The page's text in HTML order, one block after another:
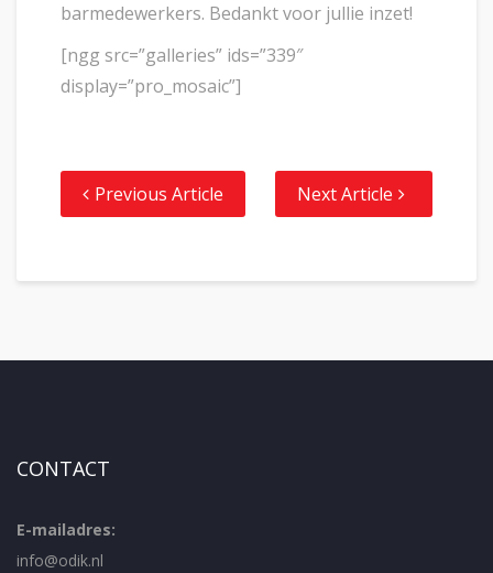
barmedewerkers. Bedankt voor jullie inzet!
[ngg src=”galleries” ids=”339″
display=”pro_mosaic”]
Previous Article Next Article
CONTACT
E-mailadres:
info@odik.nl